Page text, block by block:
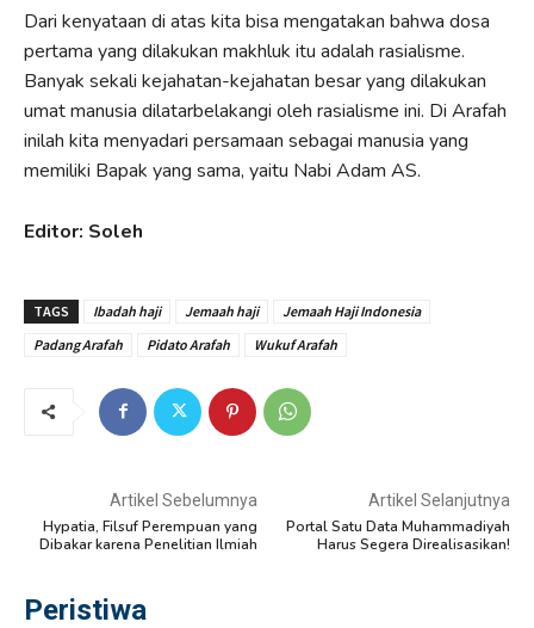
Dari kenyataan di atas kita bisa mengatakan bahwa dosa
pertama yang dilakukan makhluk itu adalah rasialisme.
Banyak sekali kejahatan-kejahatan besar yang dilakukan
umat manusia dilatarbelakangi oleh rasialisme ini. Di Arafah
inilah kita menyadari persamaan sebagai manusia yang
memiliki Bapak yang sama, yaitu Nabi Adam AS.
Editor: Soleh
TAGS Ibadah haji Jemaah haji
Jemaah Haji Indonesia
Padang Arafah
Pidato Arafah Wukuf Arafah
Artikel Sebelumnya
Hypatia, Filsuf Perempuan yang
Dibakar karena Penelitian Ilmiah
Artikel Selanjutnya
Portal Satu Data Muhammadiyah
Harus Segera Direalisasikan!
Peristiwa